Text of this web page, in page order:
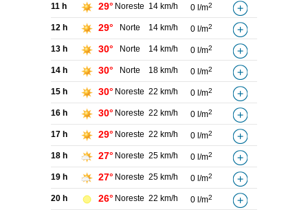
11 h 29° Noreste 14 km/h 0 l/m2
12 h 29° Norte 14 km/h 0 l/m2
13 h 30° Norte 14 km/h 0 l/m2
14 h 30° Norte 18 km/h 0 l/m2
15 h 30° Noreste 22 km/h 0 l/m2
16 h 30° Noreste 22 km/h 0 l/m2
17 h 29° Noreste 22 km/h 0 l/m2
18 h 27° Noreste 25 km/h 0 l/m2
19 h 27° Noreste 25 km/h 0 l/m2
20 h 26° Noreste 22 km/h 0 l/m2